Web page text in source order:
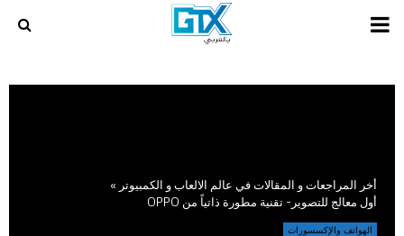
PRIMARY
أخر المراجعات و المقالات في عالم الالعاب و الكمبيوتر »
أول معالج للتصوير- تقنية مطورة ذاتياً من OPPO
الهواتف والإكسسورات